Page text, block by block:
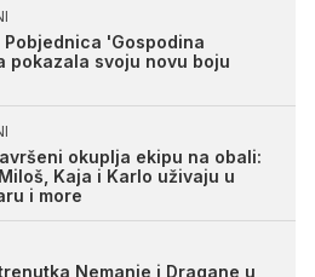
'Gospodina
pokazala svoju novu boju
okuplja ekipu na obali:
Kaja i Karlo uživaju u
i more
Nemanje i Dragane u